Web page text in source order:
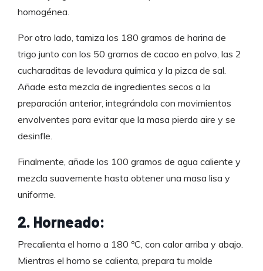
homogénea.
Por otro lado, tamiza los 180 gramos de harina de
trigo junto con los 50 gramos de cacao en polvo, las 2
cucharaditas de levadura química y la pizca de sal.
Añade esta mezcla de ingredientes secos a la
preparación anterior, integrándola con movimientos
envolventes para evitar que la masa pierda aire y se
desinfle.
Finalmente, añade los 100 gramos de agua caliente y
mezcla suavemente hasta obtener una masa lisa y
uniforme.
2. Horneado:
Precalienta el horno a 180 ºC, con calor arriba y abajo.
Mientras el horno se calienta, prepara tu molde